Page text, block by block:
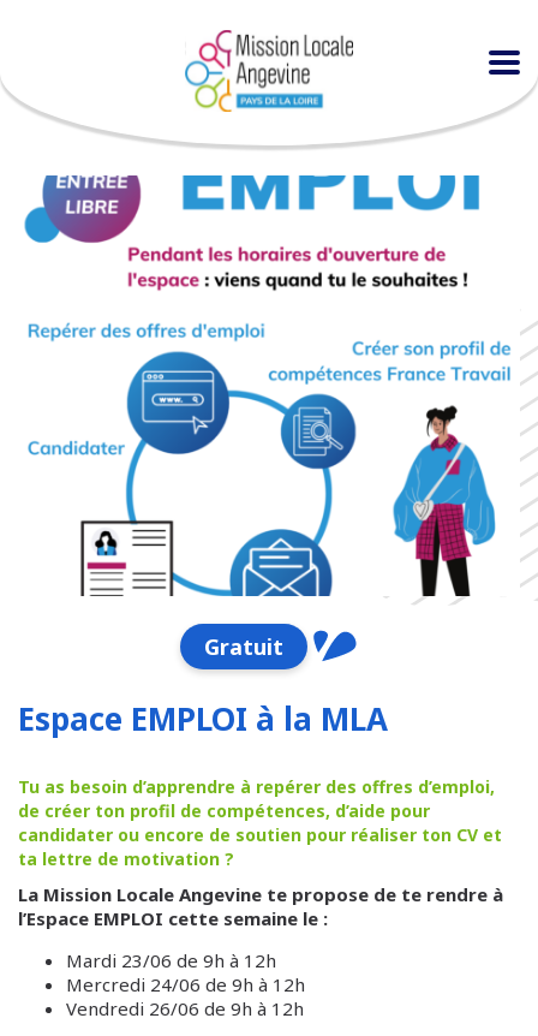
Accueil Agenda Espace EMPLOI à la MLA
Gratuit
Espace EMPLOI à la MLA
Tu as besoin d’apprendre à repérer des offres d’emploi,
de créer ton profil de compétences, d’aide pour
candidater ou encore de soutien pour réaliser ton CV et
ta lettre de motivation ?
La Mission Locale Angevine te propose de te rendre à
l’Espace EMPLOI cette semaine le :
Mardi 23/06 de 9h à 12h
Mercredi 24/06 de 9h à 12h
Vendredi 26/06 de 9h à 12h